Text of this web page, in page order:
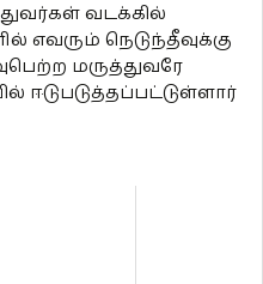
வடக்கில்
எவரும் நெடுந்தீவுக்கு
மருத்துவரே